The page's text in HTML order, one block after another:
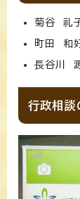
菊谷 礼
町田 和
長谷川
行政相談